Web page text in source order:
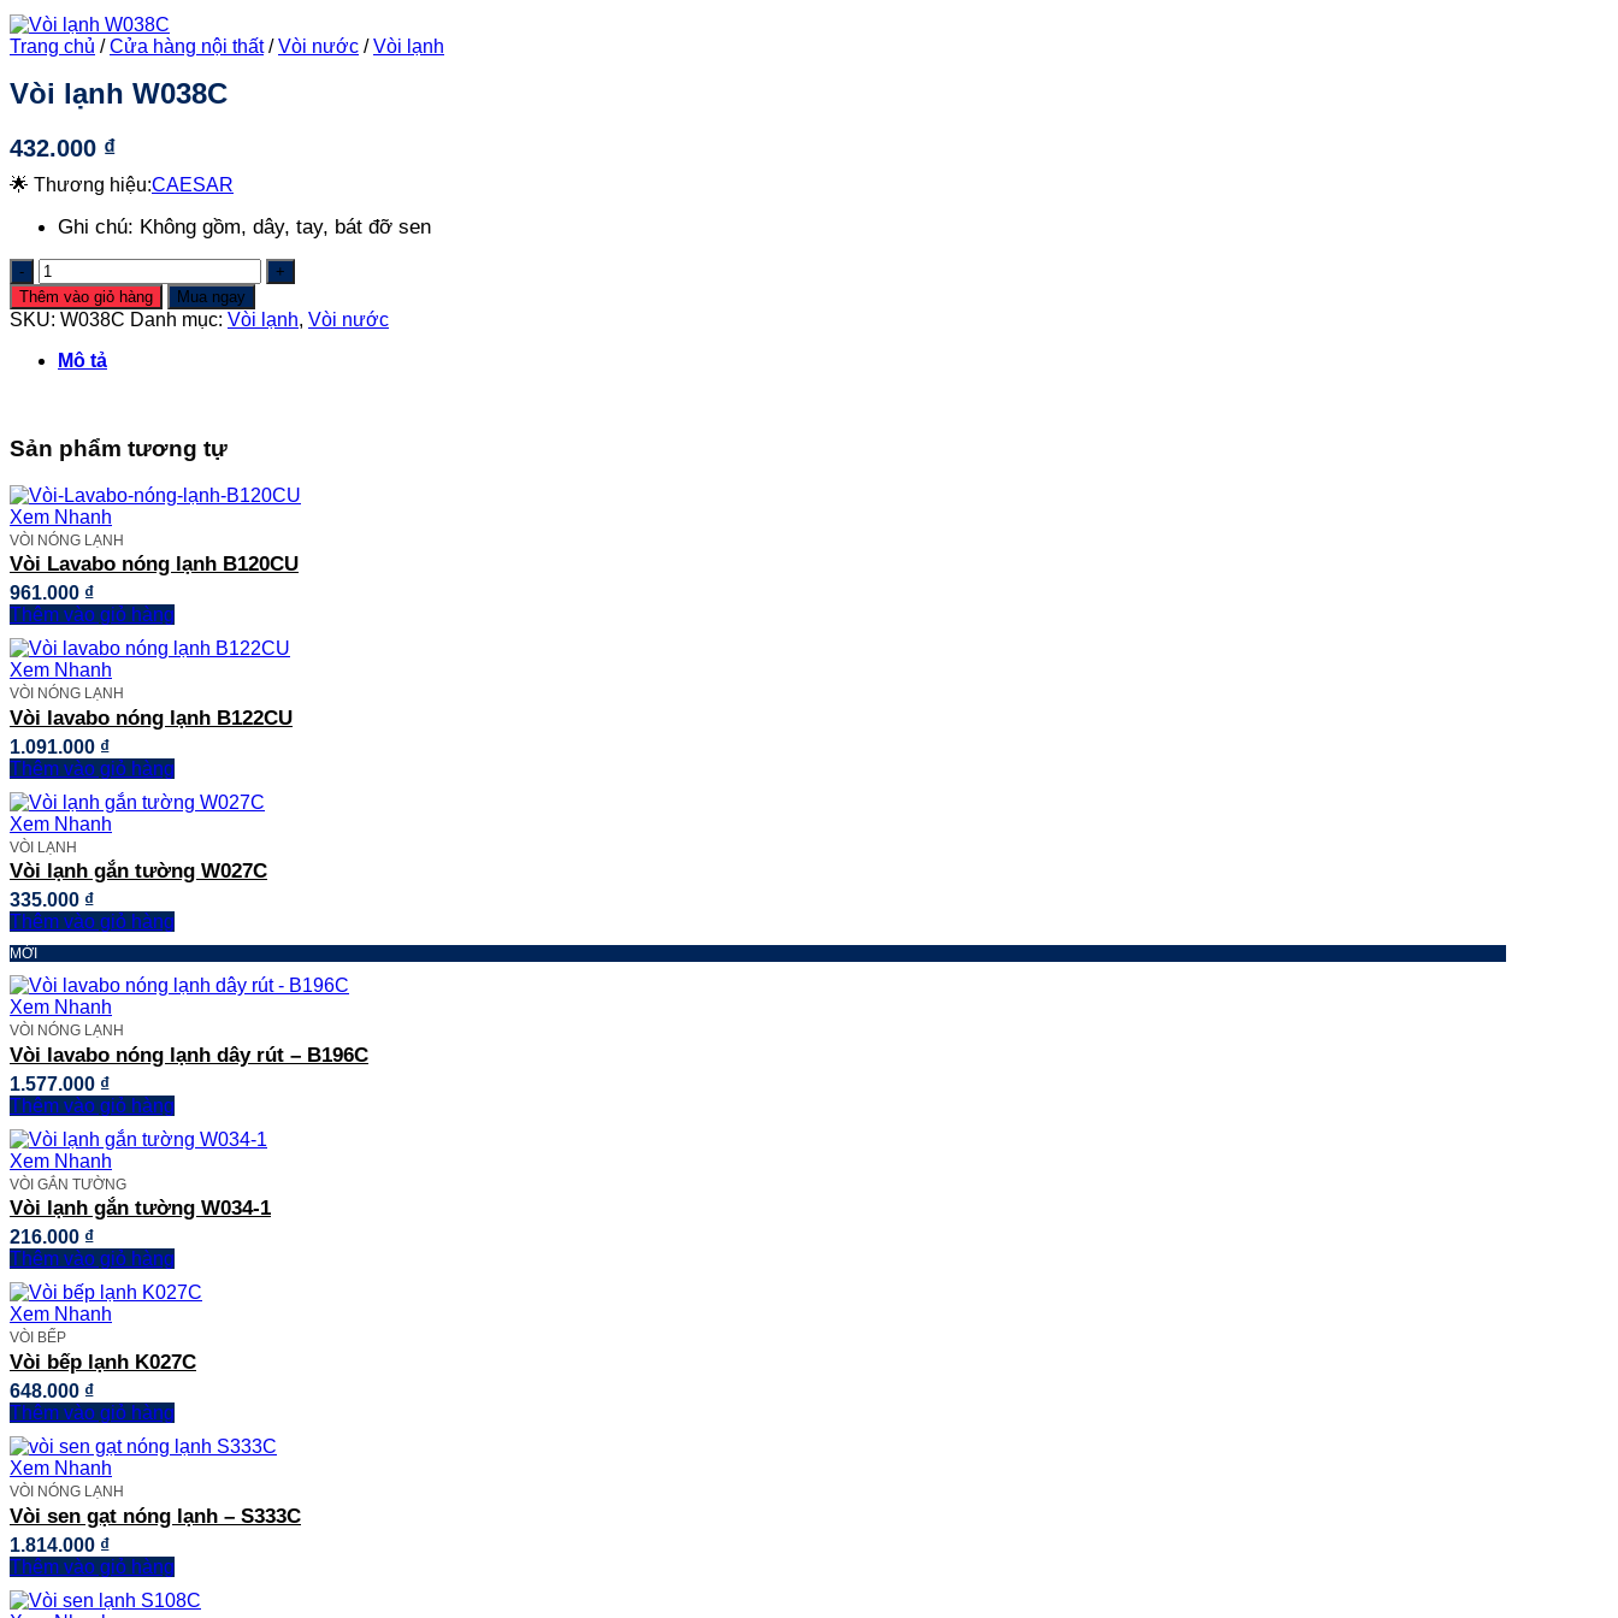
Trang chủ / Cửa hàng nội thất / Vòi nước / Vòi lạnh
Vòi lạnh W038C
432.000 ₫
🌟 Thương hiệu:CAESAR
Ghi chú: Không gồm, dây, tay, bát đỡ sen
Vòi
lạnh
W038C
số
lượng
Thêm vào giỏ hàng Mua ngay
SKU: W038C Danh mục: Vòi lạnh, Vòi nước
Mô tả
Sản phẩm tương tự
Xem Nhanh
VÒI NÓNG LẠNH
Vòi Lavabo nóng lạnh B120CU
961.000 ₫
Thêm vào giỏ hàng
Xem Nhanh
VÒI NÓNG LẠNH
Vòi lavabo nóng lạnh B122CU
1.091.000 ₫
Thêm vào giỏ hàng
Xem Nhanh
VÒI LẠNH
Vòi lạnh gắn tường W027C
335.000 ₫
Thêm vào giỏ hàng
MỚI
Xem Nhanh
VÒI NÓNG LẠNH
Vòi lavabo nóng lạnh dây rút – B196C
1.577.000 ₫
Thêm vào giỏ hàng
Xem Nhanh
VÒI GẮN TƯỜNG
Vòi lạnh gắn tường W034-1
216.000 ₫
Thêm vào giỏ hàng
Xem Nhanh
VÒI BẾP
Vòi bếp lạnh K027C
648.000 ₫
Thêm vào giỏ hàng
Xem Nhanh
VÒI NÓNG LẠNH
Vòi sen gạt nóng lạnh – S333C
1.814.000 ₫
Thêm vào giỏ hàng